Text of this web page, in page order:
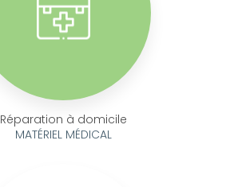
Réparation à domicile
MATÉRIEL MÉDICAL